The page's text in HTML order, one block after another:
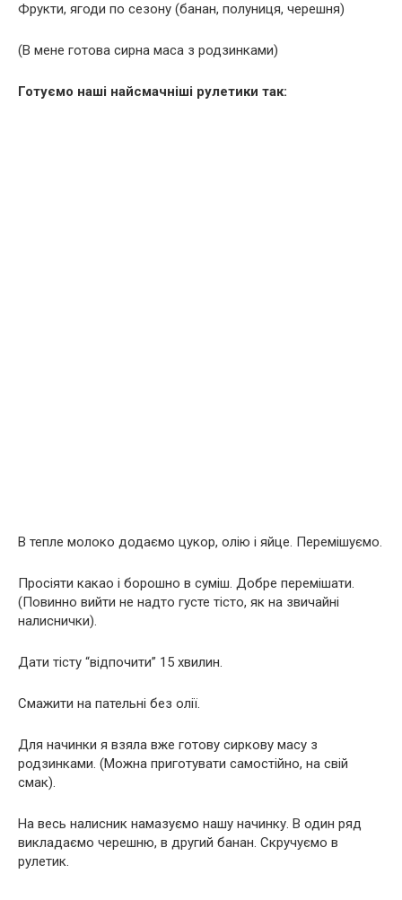
Фрукти, ягоди по сезону (банан, полуниця, черешня)
(В мене готова сирна маса з родзинками)
Готуємо наші найсмачніші рулетики так:
В тепле молоко додаємо цукор, олію і яйце. Перемішуємо.
Просіяти какао і борошно в суміш. Добре перемішати.
(Повинно вийти не надто густе тісто, як на звичайні
налиснички).
Дати тісту “відпочити” 15 хвилин.
Смажити на пательні без олії.
Для начинки я взяла вже готову сиркову масу з
родзинками. (Можна приготувати самостійно, на свій
смак).
На весь налисник намазуємо нашу начинку. В один ряд
викладаємо черешню, в другий банан. Скручуємо в
рулетик.